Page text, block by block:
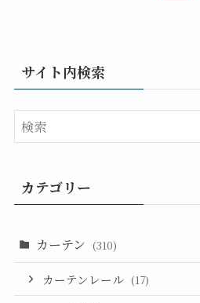
サイト内検索
カテゴリー
カーテン (310)
カーテンレール (17)